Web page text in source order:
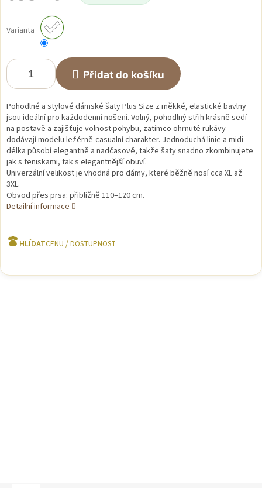
cena:
Varianta
Přidat do košíku
Pohodlné a stylové dámské šaty Plus Size z měkké, elastické bavlny
jsou ideální pro každodenní nošení. Volný, pohodlný střih krásně sedí
na postavě a zajišťuje volnost pohybu, zatímco ohrnuté rukávy
dodávají modelu ležérně-casualní charakter. Jednoduchá linie a midi
délka působí elegantně a nadčasově, takže šaty snadno zkombinujete
jak s teniskami, tak s elegantnější obuví.
Univerzální velikost je vhodná pro dámy, které běžně nosí cca XL až
3XL.
Obvod přes prsa: přibližně 110–120 cm.
Detailní informace
HLÍDAT